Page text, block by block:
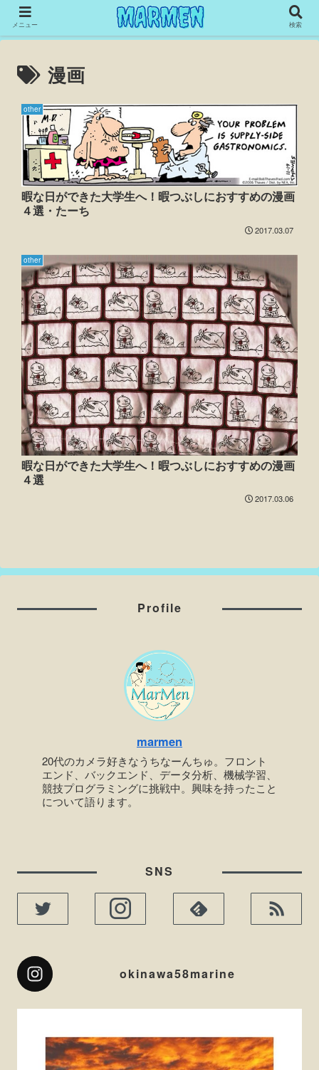
漫画
other
暇な日ができた大学生へ！暇つぶしにおすすめの漫画
４選・たーち
2017.03.07
other
暇な日ができた大学生へ！暇つぶしにおすすめの漫画
４選
2017.03.06
Profile
marmen
20代のカメラ好きなうちなーんちゅ。フロント
エンド、バックエンド、データ分析、機械学習、
競技プログラミングに挑戦中。興味を持ったこと
について語ります。
SNS
okinawa58marine
メニュー 検索